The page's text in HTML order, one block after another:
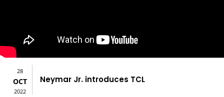
28
OCT
2022
Neymar Jr. introduces TCL